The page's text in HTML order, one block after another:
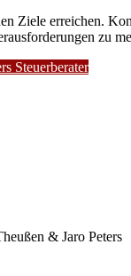
Ziele erreichen.
zu
Steuerberater
& Jaro Peters